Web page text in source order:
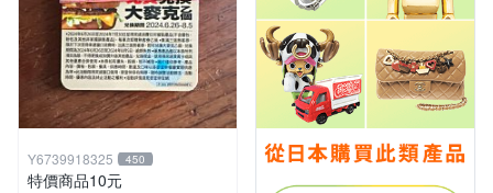
Y6739918325 450
特價商品10元